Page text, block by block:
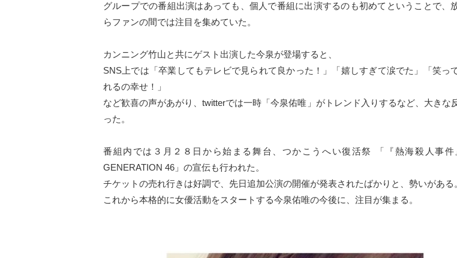
グループでの番組出演はあっても、個人で番組に出演するのも初めてということで、
らファンの間では注目を集めていた。
カンニング竹山と共にゲスト出演した今泉が登場すると、
SNS上では「卒業してもテレビで見られて良かった！」「嬉しすぎて涙でた」「笑っ
れるの幸せ！」
など歓喜の声があがり、twitterでは一時「今泉佑唯」がトレンド入りするなど、大きな
った。
番組内では３月２８日から始まる舞台、つかこうへい復活祭 「『熱海殺人事件
GENERATION 46」の宣伝も行われた。
チケットの売れ行きは好調で、先日追加公演の開催が発表されたばかりと、勢いがある
これから本格的に女優活動をスタートする今泉佑唯の今後に、注目が集まる。